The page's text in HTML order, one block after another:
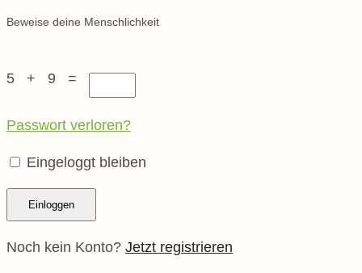
Beweise deine Menschlichkeit
5 + 9 =
Passwort verloren?
Eingeloggt bleiben
Noch kein Konto? Jetzt registrieren